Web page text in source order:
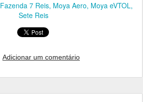
Fazenda 7 Reis Moya Aero Moya eVTOL
Sete Reis
Adicionar um comentário